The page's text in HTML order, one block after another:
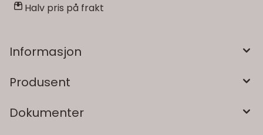
Halv pris på frakt
Informasjon
Produsent
Dokumenter